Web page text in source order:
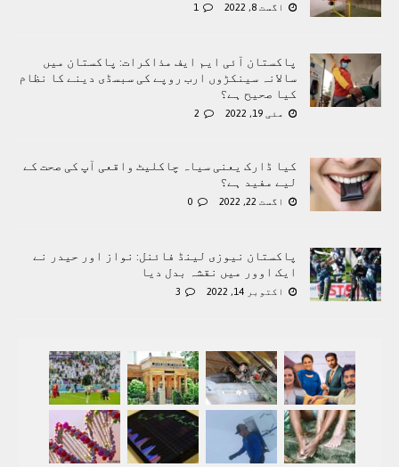
اگست 8, 2022 1
پاکستان آئی ایم ایف مذاکرات: پاکستان میں
سالانہ سینکڑوں ارب روپے کی سبسڈی دینے کا نظام
کیا صحیح ہے؟
مئی 19, 2022 2
کیا ڈارک یعنی سیاہ چاکلیٹ واقعی آپ کی صحت کے
لیے مفید ہے؟
اگست 22, 2022 0
پاکستان نیوزی لینڈ فائنل: نواز اور حیدر نے
ایک اوور میں نقشہ بدل دیا
اکتوبر 14, 2022 3